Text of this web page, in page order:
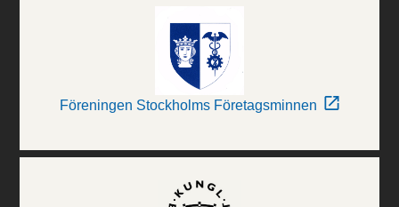
Föreningen Stockholms Företagsminnen